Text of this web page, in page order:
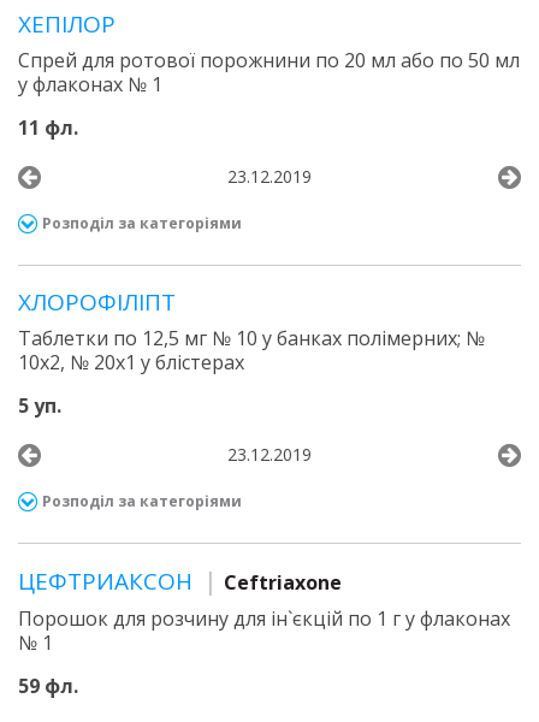
ХЕПІЛОР
Спрей для ротової порожнини по 20 мл або по 50 мл
у флаконах № 1
11 фл.
23.12.2019
Розподіл за категоріями
ХЛОРОФІЛІПТ
Таблетки по 12,5 мг № 10 у банках полімерних; №
10х2, № 20х1 у блістерах
5 уп.
23.12.2019
Розподіл за категоріями
ЦЕФТРИАКСОН
Ceftriaxone
Порошок для розчину для ін`єкцій по 1 г у флаконах
№ 1
59 фл.